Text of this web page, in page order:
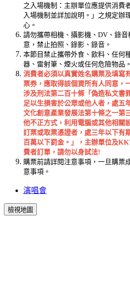
之入場機制：主辦單位應提供消費
入場機制並詳加說明。」之規定辦
心。
請勿攜帶相機、攝影機、DV、錄
意，禁止拍照、錄影、錄音。
本節目禁止攜帶外食、飲料、任何
器、雷射筆、煙火或任何危險物品。
消費者必須以真實姓名購票及填寫
票券，應取得該個資所有人同意，
涉及刑法第二百十條「偽造私文書
足以生損害於公眾或他人者，處五
文化創意產業發展法第十條之一第
他不正方式，利用電腦或其他相關
訂票或取票憑證者，處三年以下有
百萬以下罰金。」，主辦單位及
費者訂單，請勿以身試法!
購票前請詳閱注意事項，一旦購票
意事項。
演唱會
檢視地圖